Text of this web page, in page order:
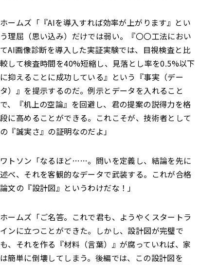
ホームズ 「『AIを導入すれば効率が上がります』とい
う理屈（思い込み）だけでは弱い。
『〇〇工法におい
てAI画像診断を導入した実証実験では、目視検査と比
較して検査時間を40%短縮し、見落とし率を0.5%以下
に抑えることに成功している』という『事実（デー
タ）』を提示するのだ。例示とデータを入れること
で、『机上の空論』を回避し、君の提案の説得力を格
段に高めることができる。これこそが、技術者として
の『誠実さ』の証明なのだよ」
ワトソン 「なるほど……。問いを定義し、結論を先に
述べ、それを客観的なデータで武装する。これが合格
論文の『設計図』というわけだな！」
ホームズ 「ご名答。これで君も、ようやくスタートラ
インに立つことができた。 しかし、設計図が完璧で
も、それを作る『材料（言葉）』が腐っていれば、家
は簡単に倒壊してしまう。 後編では、この設計図を